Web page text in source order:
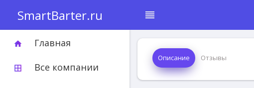
SmartBarter.ru reorder
home Главная
border_all Все компании
Описание Отзывы